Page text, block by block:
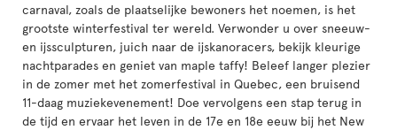
carnaval, zoals de plaatselijke bewoners het noemen, is het
grootste winterfestival ter wereld. Verwonder u over sneeuw-
en ijssculpturen, juich naar de ijskanoracers, bekijk kleurige
nachtparades en geniet van maple taffy! Beleef langer plezier
in de zomer met het zomerfestival in Quebec, een bruisend
11-daag muziekevenement! Doe vervolgens een stap terug in
de tijd en ervaar het leven in de 17e en 18e eeuw bij het New